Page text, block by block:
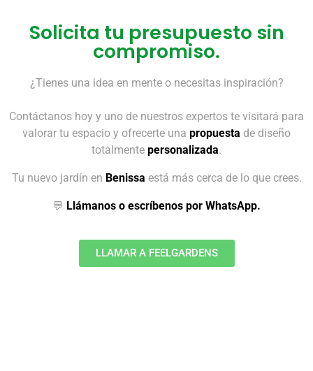
Solicita tu presupuesto sin
compromiso.
¿Tienes una idea en mente o necesitas inspiración?
Contáctanos hoy y uno de nuestros expertos te visitará para
valorar tu espacio y ofrecerte una propuesta de diseño
totalmente personalizada.
Tu nuevo jardín en Benissa está más cerca de lo que crees.
💬 Llámanos o escríbenos por WhatsApp.
LLAMAR A FEELGARDENS